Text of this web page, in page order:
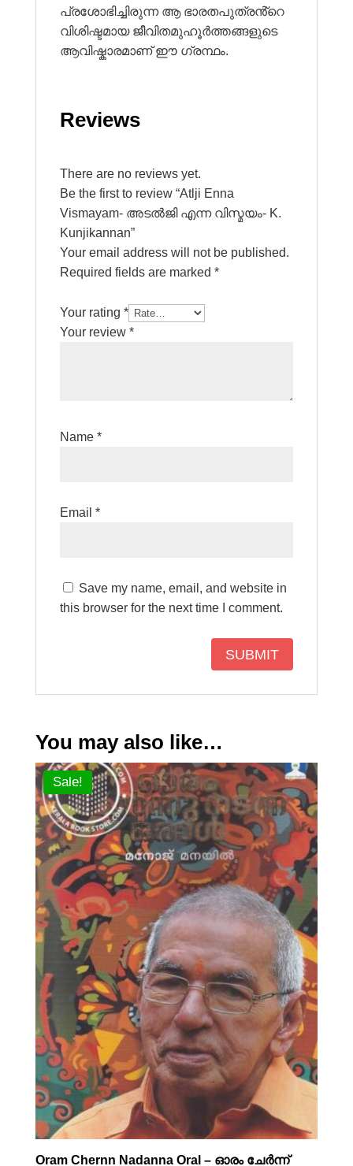
പ്രശോഭിച്ചിരുന്ന ആ ഭാരതപുത്രൻ്റെ
വിശിഷ്ടമായ ജീവിതമുഹൂർത്തങ്ങളുടെ
ആവിഷ്കാരമാണ് ഈ ഗ്രന്ഥം.
Reviews
There are no reviews yet.
Be the first to review “Atlji Enna
Vismayam- അടല്‍ജി എന്ന വിസ്മയം- K.
Kunjikannan”
Your email address will not be published.
Required fields are marked *
Your rating *
Your review *
Name *
Email *
Save my name, email, and website in
this browser for the next time I comment.
You may also like…
Sale!
Oram Chernn Nadanna Oral – ഓരം ചേർന്ന്